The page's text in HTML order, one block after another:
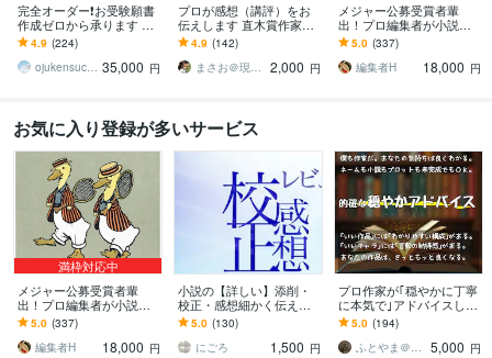
完全オーダー❗️お受験願書
作成ゼロから承ります 幼
稚園受験、小学校受験の
願書作成、全てお任せく
ださい。
4.9 (224)
ojukensuccess 35,000 円
プロが感想（講評）をお
伝えします 直木賞作家も
担当のプロが貴方の作品
を拝読します！
4.9 (142)
まさお＠現役プロ編集者
2,000 円
メジャー公募受賞者輩
出！プロ編集者が小説添
削します 【最終通過11人
に1人】完全オーダーメイ
ドで講評アドバイス
5.0 (337)
編集者H
18,000 円
お気に入り登録が多いサービス
満枠対応中
メジャー公募受賞者輩
出！プロ編集者が小説添
削します 【最終通過11人
に1人】完全オーダーメイ
ドで講評アドバイス
5.0 (337)
編集者H
18,000 円
小説の【詳しい】添削・
校正・感想細かく伝えま
す 【長編OK】誤字、時系
列矛盾、不足表現、読み
手の誤認、推敲等
5.0 (130)
にごろ
1,500 円
プロ作家が｢穏やかに丁寧
に本気で｣アドバイスしま
す 【ﾃｷｽﾄ/通話選択OK♪】
漫画/小説/プロット/ネーム
5.0 (194)
ふとやま＠物語ライター
5,000 円